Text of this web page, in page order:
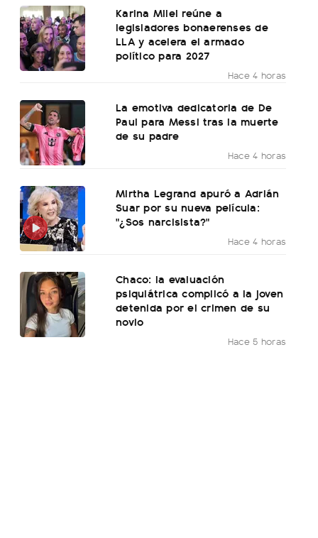
Karina Milei reúne a
legisladores bonaerenses de
LLA y acelera el armado
político para 2027
Hace 4 horas
La emotiva dedicatoria de De
Paul para Messi tras la muerte
de su padre
Hace 4 horas
Mirtha Legrand apuró a Adrián
Suar por su nueva película:
"¿Sos narcisista?"
Hace 4 horas
Chaco: la evaluación
psiquiátrica complicó a la joven
detenida por el crimen de su
novio
Hace 5 horas